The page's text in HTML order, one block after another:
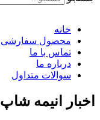
خانه
محصول سفارشی
تماس با ما
درباره ما
سوالات متداول
اخبار انیمه شاپ